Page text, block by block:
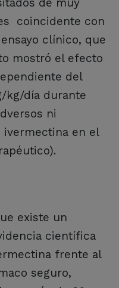
coincidente con
clínico, que
mostró el efecto
del
kg/día durante
ni
ivermectina en el
existe un
científica
frente al
seguro,